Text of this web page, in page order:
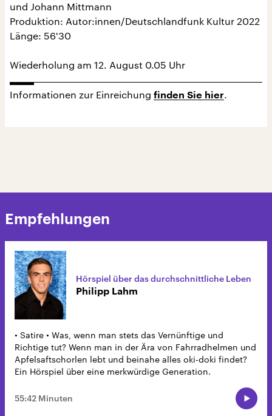
und Johann Mittmann
Produktion: Autor:innen/Deutschlandfunk Kultur 2022
Länge: 56'30
Wiederholung am 12. August 0.05 Uhr
Informationen zur Einreichung finden Sie hier.
Empfehlungen
Hörspiel über das durchschnittliche Leben
Philipp Lahm
• Satire • Was, wenn man stets das Vernünftige und
Richtige tut? Wenn man in der Ära von Fahrradhelmen und
Apfelsaftschorlen lebt und beinahe alles oki-doki findet?
Ein Hörspiel über eine merkwürdige Generation.
55:42 Minuten